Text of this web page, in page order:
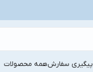
پیگیری سفارشهمه محصولات